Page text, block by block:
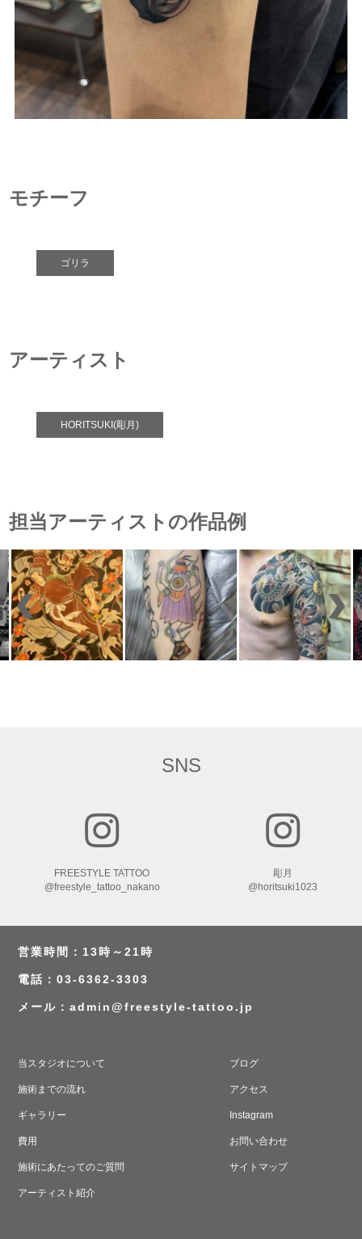
モチーフ
ゴリラ
アーティスト
HORITSUKI(彫月)
担当アーティストの作品例
SNS
FREESTYLE TATTOO
@freestyle_tattoo_nakano
彫月
@horitsuki1023
営業時間：13時～21時
電話：03-6362-3303
メール：admin@freestyle-tattoo.jp
当スタジオについて ブログ
施術までの流れ アクセス
ギャラリー Instagram
費用 お問い合わせ
施術にあたってのご質問 サイトマップ
アーティスト紹介